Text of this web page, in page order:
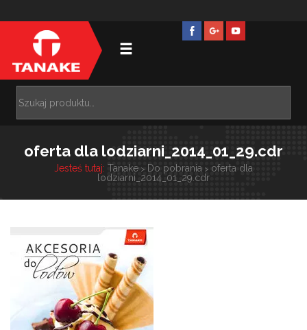
oferta dla lodziarni_2014_01_29.cdr
Jesteś tutaj: Tanake > Do pobrania > oferta dla
lodziarni_2014_01_29.cdr